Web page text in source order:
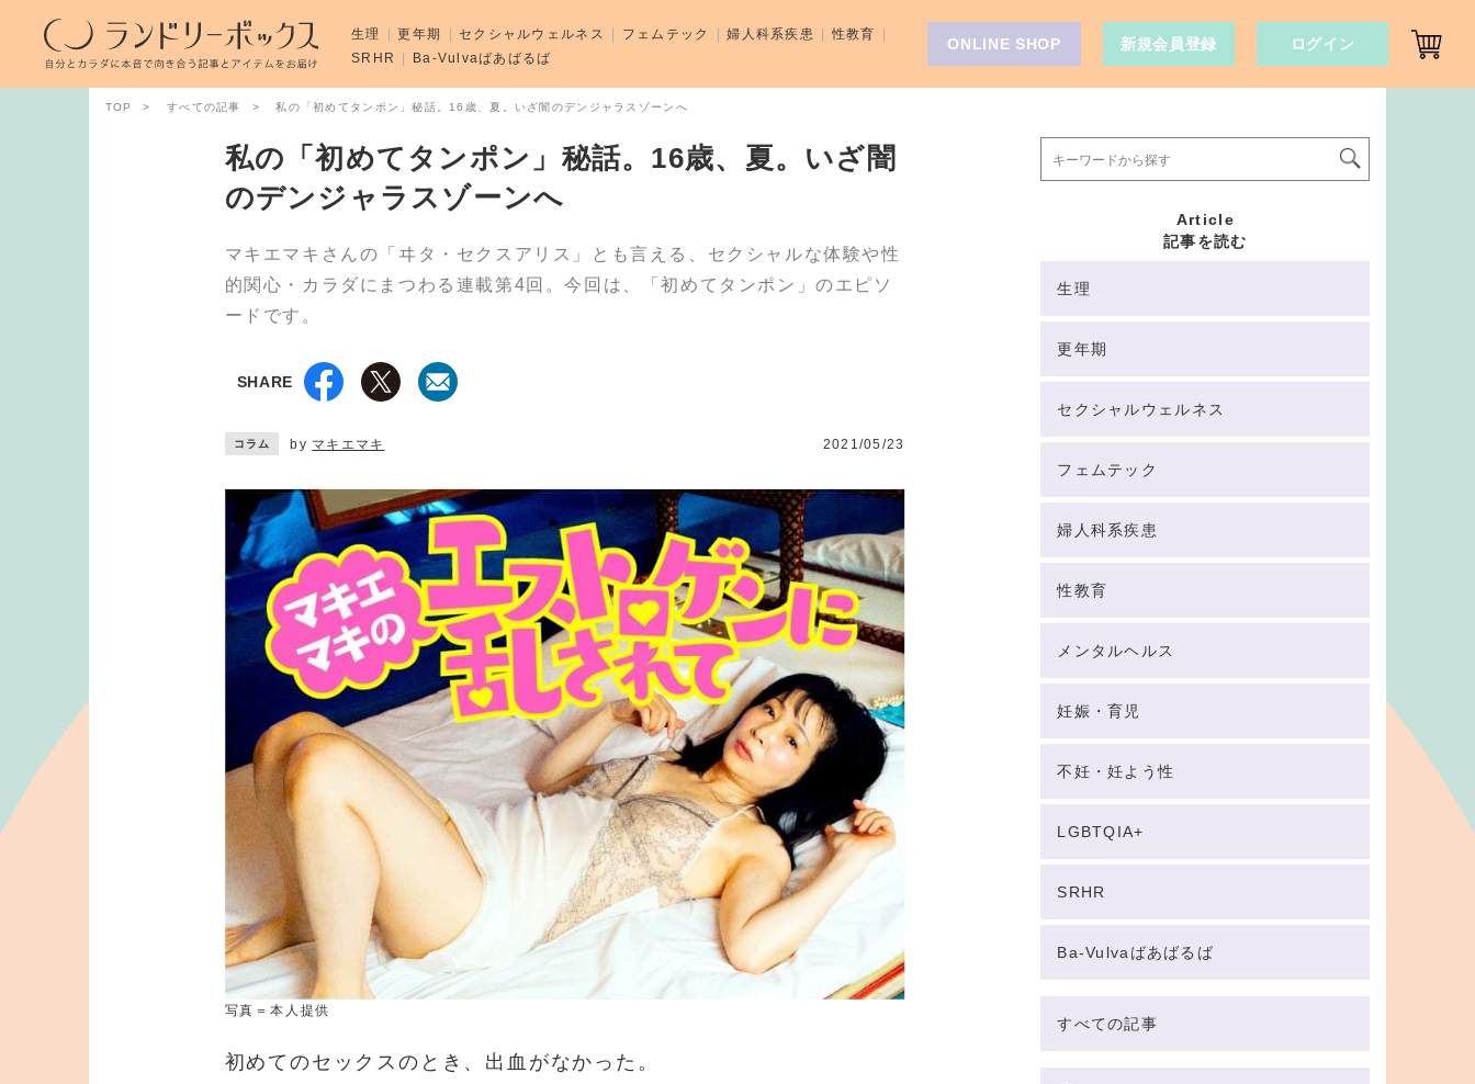
TOP すべての記事 私の「初めてタンポン」秘話。16歳、夏。いざ闇のデンジャラスゾーンへ
私の「初めてタンポン」秘話。16歳、夏。いざ闇
のデンジャラスゾーンへ
マキエマキさんの「ヰタ・セクスアリス」とも言える、セクシャルな体験や性
的関心・カラダにまつわる連載第4回。今回は、「初めてタンポン」のエピソ
ードです。
SHARE
コラム by マキエマキ 2021/05/23
写真＝本人提供
初めてのセックスのとき、出血がなかった。
Article
記事を読む
生理
更年期
セクシャルウェルネス
フェムテック
婦人科系疾患
性教育
メンタルヘルス
妊娠・育児
不妊・妊よう性
LGBTQIA+
SRHR
Ba-Vulvaばあばるば
すべての記事
生理 更年期 セクシャルウェルネス フェムテック 婦人科系疾患
性教育
SRHR
Ba-Vulvaばあばるば
ONLINE SHOP 新規会員登録 ログイン